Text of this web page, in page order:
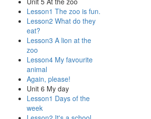
Lesson1 The zoo is fun.
Lesson2 What do they
eat?
Lesson3 A lion at the
zoo
Lesson4 My favourite
animal
Again, please!
Unit 6 My day
Lesson1 Days of the
week